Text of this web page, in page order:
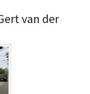
van der